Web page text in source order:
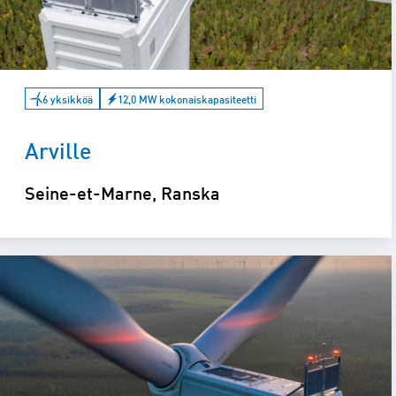
6 yksikköä 12,0 MW kokonaiskapasiteetti
Arville
Seine-et-Marne, Ranska